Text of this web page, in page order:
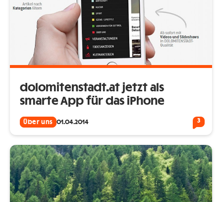
dolomitenstadt.at jetzt als
smarte App für das iPhone
Über uns 01.04.2014 3